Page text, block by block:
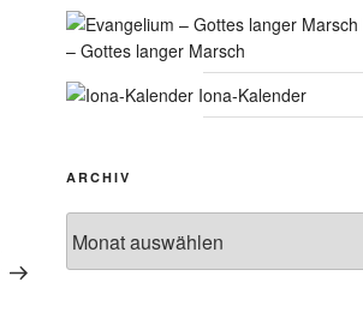
Nächster
– Gottes langer Marsch
Iona-Kalender
ARCHIV